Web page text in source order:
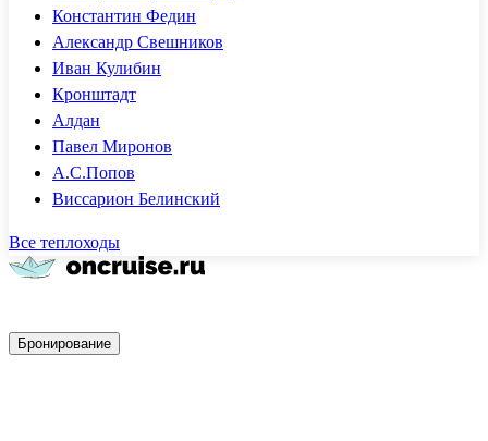
Константин Федин
Александр Свешников
Иван Кулибин
Кронштадт
Алдан
Павел Миронов
А.С.Попов
Виссарион Белинский
Все теплоходы
Бронирование